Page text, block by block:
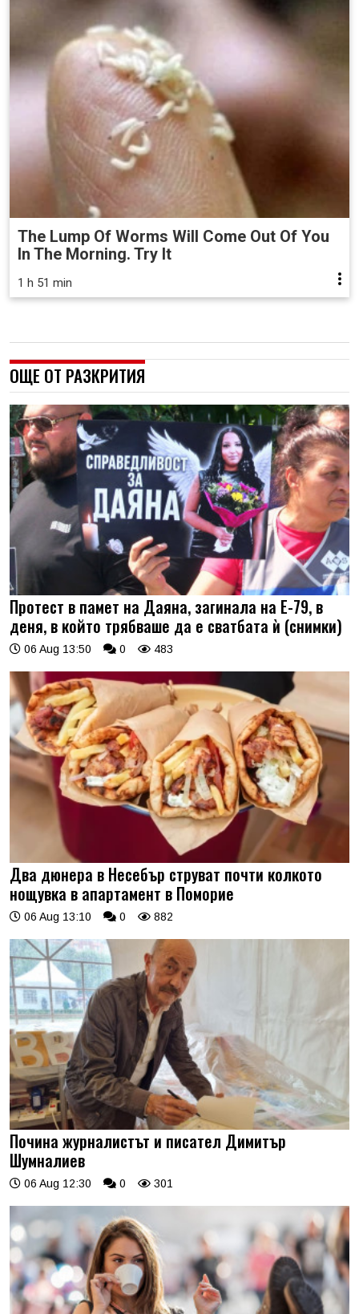
The Lump Of Worms Will Come Out Of You
In The Morning. Try It
1 h 51 min
ОЩЕ ОТ РАЗКРИТИЯ
Протест в памет на Даяна, загинала на Е-79, в
деня, в който трябваше да е сватбата ѝ (снимки)
06 Aug 13:50 0 483
Два дюнера в Несебър струват почти колкото
нощувка в апартамент в Поморие
06 Aug 13:10 0 882
Почина журналистът и писател Димитър
Шумналиев
06 Aug 12:30 0 301